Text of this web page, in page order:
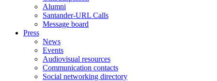
Alumni
Santander-URL Calls
Message board
Press
News
Events
Audiovisual resources
Communication contacts
Social networking directory